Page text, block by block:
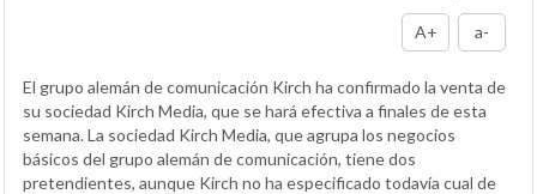
A+ a-
El grupo alemán de comunicación Kirch ha confirmado la venta de
su sociedad Kirch Media, que se hará efectiva a finales de esta
semana. La sociedad Kirch Media, que agrupa los negocios
básicos del grupo alemán de comunicación, tiene dos
pretendientes, aunque Kirch no ha especificado todavía cual de